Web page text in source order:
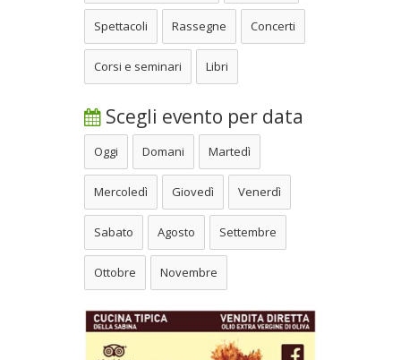
Spettacoli Rassegne Concerti
Corsi e seminari Libri
Scegli evento per data
Oggi Domani Martedì
Mercoledì Giovedì Venerdì
Sabato Agosto Settembre
Ottobre Novembre